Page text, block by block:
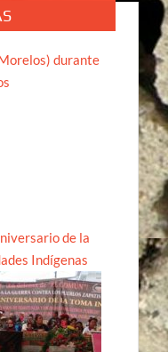
durante
de la
Indígenas